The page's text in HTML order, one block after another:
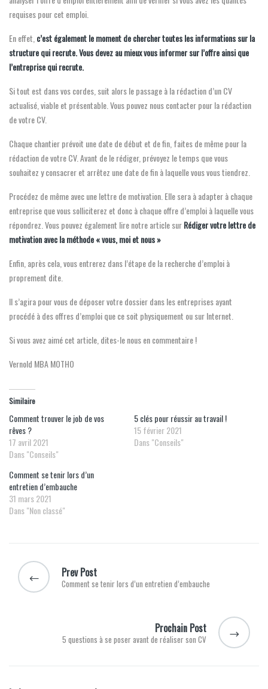
requises pour cet emploi.
En effet, c’est également le moment de chercher toutes les informations sur la
structure qui recrute. Vous devez au mieux vous informer sur l’offre ainsi que
l’entreprise qui recrute.
Si tout est dans vos cordes, suit alors le passage à la rédaction d’un CV
actualisé, viable et présentable. Vous pouvez nous contacter pour la rédaction
de votre CV.
Chaque chantier prévoit une date de début et de fin, faites de même pour la
rédaction de votre CV. Avant de le rédiger, prévoyez le temps que vous
souhaitez y consacrer et arrêtez une date de fin à laquelle vous vous tiendrez.
Procédez de même avec une lettre de motivation. Elle sera à adapter à chaque
entreprise que vous solliciterez et donc à chaque offre d’emploi à laquelle vous
répondrez. Vous pouvez également lire notre article surRédiger votre lettre de
motivation avec la méthode « vous, moi et nous »
Enfin, après cela, vous entrerez dans l’étape de la recherche d’emploi à
proprement dite.
Il s’agira pour vous de déposer votre dossier dans les entreprises ayant
procédé à des offres d’emploi que ce soit physiquement ou sur Internet.
Si vous avez aimé cet article, dites-le nous en commentaire !
Vernold MBA MOTHO
Similaire
Comment trouver le job de vos
rêves ?
17 avril 2021
Dans "Conseils"
5 clés pour réussir au travail !
15 février 2021
Dans "Conseils"
Comment se tenir lors d’un
entretien d’embauche
31 mars 2021
Dans "Non classé"
de
l’article
Prev Post
Comment se tenir lors d’un entretien d’embauche
Prochain Post
5 questions à se poser avant de réaliser son CV